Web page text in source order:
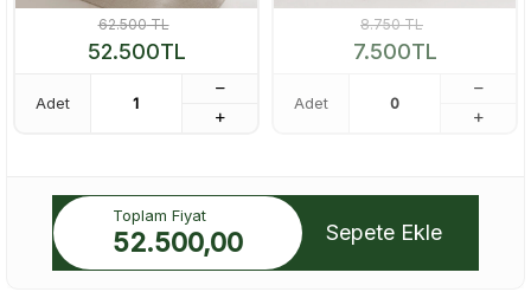
62.500TL
52.500TL
Adet
8.750TL
7.500TL
Adet
Toplam Fiyat
52.500,00 Sepete Ekle